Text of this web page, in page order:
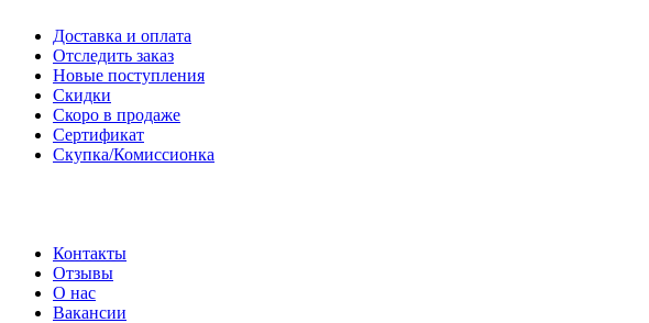
Доставка и оплата
Отследить заказ
Новые поступления
Скидки
Скоро в продаже
Сертификат
Скупка/Комиссионка
Контакты
Отзывы
О нас
Вакансии